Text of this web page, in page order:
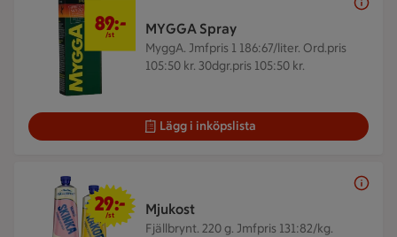
MYGGA Spray
MyggA. Jmfpris 1 186:67/liter. Ord.pris
105:50 kr. 30dgr.pris 105:50 kr.
89 kr/st
89:-
/st
Lägg i inköpslista
Mjukost
Fjällbrynt. 220 g. Jmfpris 131:82/kg.
29 kr/st
29:-
/st